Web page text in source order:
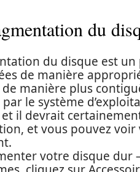
du
du disque est
de manière
manière plus
le système
il devrait
et vous pouvez
votre disque dur